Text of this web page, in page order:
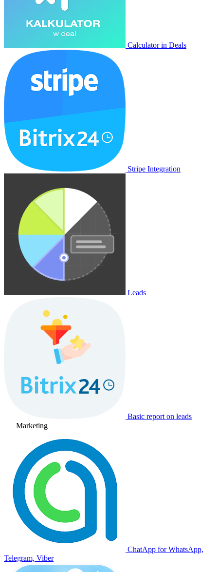
Calculator in Deals
Stripe Integration
Leads
Basic report on leads
Marketing
ChatApp for WhatsApp,
Telegram, Viber